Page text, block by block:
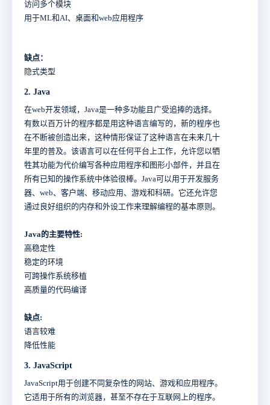
访问多个模块
用于ML和AI、桌面和web应用程序
缺点：
隐式类型
2. Java
在web开发领域，Java是一种多功能且广受追捧的选择。
有数以百万计的程序都是用这种语言编写的，新的程序也
在不断被创造出来，这种情形保证了这种语言在未来几十
年里的普及。该语言可以在任何平台上工作，允许您以牺
牲其功能为代价编写各种应用程序和图形小部件，并且在
所有已知的操作系统中体验很棒。Java可以用于开发服务
器、web、客户端、移动应用、游戏和科研。它还允许您
通过良好组织的内存和外设工作来理解编程的基本原则。
Java的主要特性:
高稳定性
稳定的环境
可跨操作系统移植
高质量的代码编译
缺点:
语言较难
降低性能
3. JavaScript
JavaScript用于创建不同复杂性的网站、游戏和应用程序。
它适用于所有的浏览器，甚至不存在于互联网上的程序。